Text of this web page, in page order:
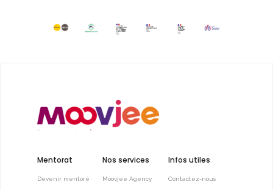
Mentorat
Devenir mentoré
Nos services
Moovjee Agency
Infos utiles
Contactez-nous